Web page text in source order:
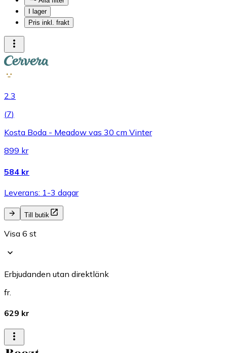
I lager
Pris inkl. frakt
2.3
(7)
Kosta Boda - Meadow vas 30 cm Vinter
899 kr
584 kr
Leverans: 1-3 dagar
Till butik
Visa 6 st
Erbjudanden utan direktlänk
fr.
629 kr